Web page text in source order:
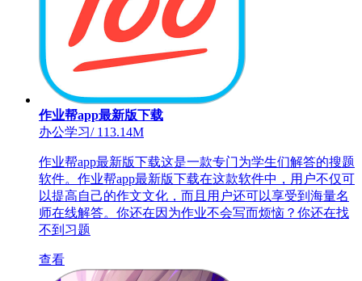
作业帮app最新版下载
办公学习/113.14M
作业帮app最新版下载这是一款专门为学生们解答的搜题
软件。作业帮app最新版下载在这款软件中，用户不仅可
以提高自己的作文文化，而且用户还可以享受到海量名
师在线解答。你还在因为作业不会写而烦恼？你还在找
不到习题
查看